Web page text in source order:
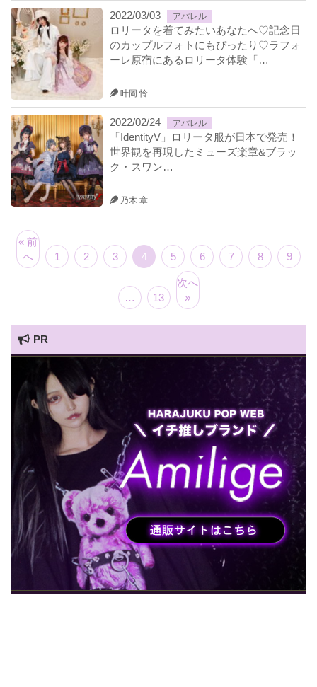
2022/03/03 アパレル
ロリータを着てみたいあなたへ♡記念日
のカップルフォトにもぴったり♡ラフォ
ーレ原宿にあるロリータ体験「…
叶岡 怜
2022/02/24 アパレル
「IdentityV」ロリータ服が日本で発売！
世界観を再現したミューズ楽章&ブラッ
ク・スワン…
乃木 章
« 前
へ
1 2 3 4 5 6 7 8 9
… 13
次へ
»
PR
HARAJUKU POP TV